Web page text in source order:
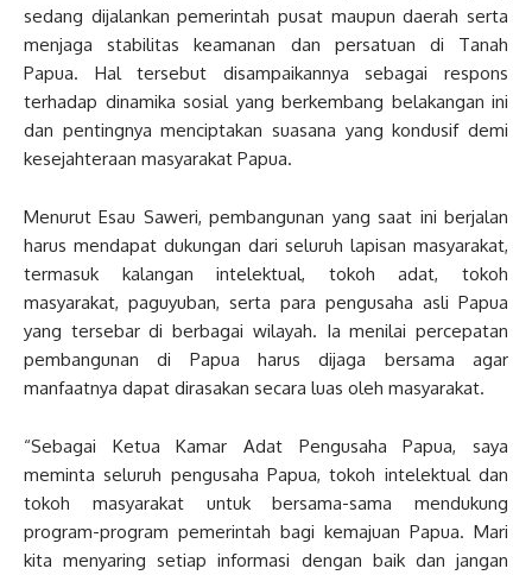
sedang dijalankan pemerintah pusat maupun daerah serta
menjaga stabilitas keamanan dan persatuan di Tanah
Papua. Hal tersebut disampaikannya sebagai respons
terhadap dinamika sosial yang berkembang belakangan ini
dan pentingnya menciptakan suasana yang kondusif demi
kesejahteraan masyarakat Papua.
Menurut Esau Saweri, pembangunan yang saat ini berjalan
harus mendapat dukungan dari seluruh lapisan masyarakat,
termasuk kalangan intelektual, tokoh adat, tokoh
masyarakat, paguyuban, serta para pengusaha asli Papua
yang tersebar di berbagai wilayah. Ia menilai percepatan
pembangunan di Papua harus dijaga bersama agar
manfaatnya dapat dirasakan secara luas oleh masyarakat.
“Sebagai Ketua Kamar Adat Pengusaha Papua, saya
meminta seluruh pengusaha Papua, tokoh intelektual dan
tokoh masyarakat untuk bersama-sama mendukung
program-program pemerintah bagi kemajuan Papua. Mari
kita menyaring setiap informasi dengan baik dan jangan